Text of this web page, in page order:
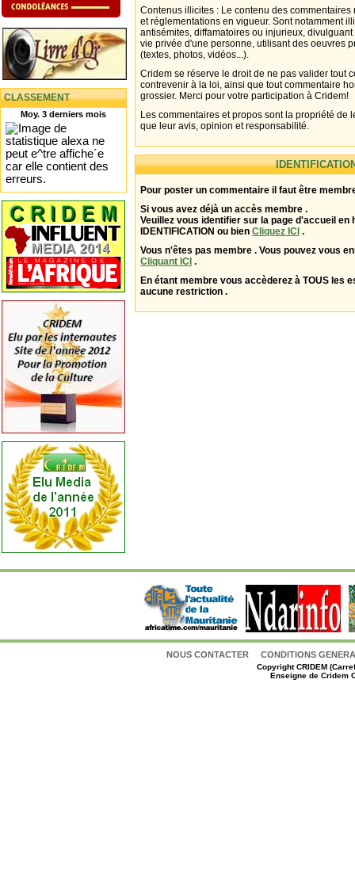
CLASSEMENT
Moy. 3 derniers mois
Contenus illicites : Le contenu des
et réglementations en vigueur. Sont notamment
antisémites, diffamatoires ou injurieux,
vie privée d'une personne, utilisant des oeuvres
(textes, photos, vidéos...).
Cridem se réserve le droit de ne pas valider tout
contrevenir à la loi, ainsi que tout commentaire
grossier. Merci pour votre participation à Cridem!
Les commentaires et propos sont la propriété de
que leur avis, opinion et responsabilité.
Pour poster un commentaire il faut être
Si vous avez déjà un accès membre .
Veuillez vous identifier sur la page d'accueil en
IDENTIFICATION ou bien Cliquez ICI .
Vous n'êtes pas membre . Vous pouvez vous
Cliquant ICI .
En étant membre vous accèderez à TOUS les
aucune restriction .
NOUS CONTACTER CONDITIONS
CopyrightCRIDEM
Enseigne de Cridem